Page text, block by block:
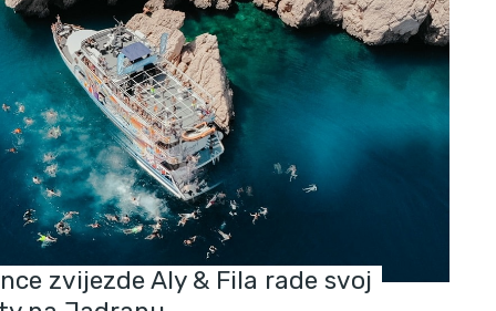
zvijezde Aly & Fila rade svoj